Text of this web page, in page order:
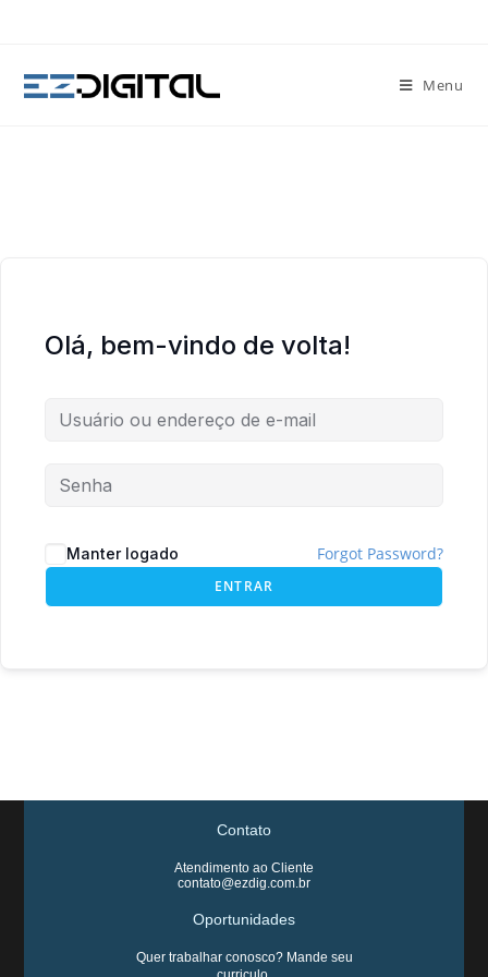
Menu
Olá, bem-vindo de volta!
Manter logado Forgot Password?
ENTRAR
Contato
Atendimento ao Cliente
contato@ezdig.com.br
Oportunidades
Quer trabalhar conosco? Mande seu